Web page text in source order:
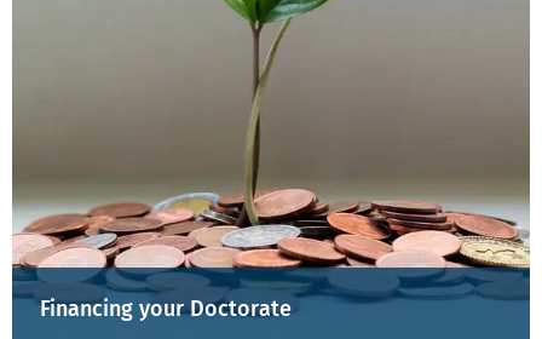
Financing your Doctorate